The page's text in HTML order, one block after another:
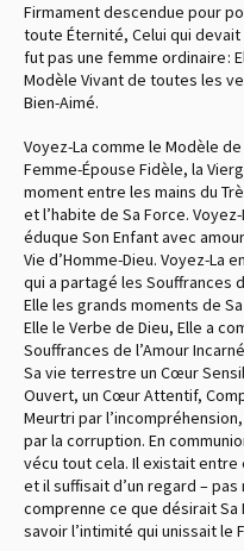
Firmament descendue pour
toute Éternité, Celui qui devait
fut pas une femme ordinaire :
Modèle Vivant de toutes les
Bien-Aimé.
Voyez-La comme le Modèle
Femme-Épouse Fidèle, la
moment entre les mains du
et l’habite de Sa Force.
éduque Son Enfant avec
Vie d’Homme-Dieu. Voyez-La
qui a partagé les Souffrances
Elle les grands moments de
Elle le Verbe de Dieu, Elle a
Souffrances de l’Amour
Sa vie terrestre un Cœur
Ouvert, un Cœur Attentif,
Meurtri par
par la corruption. En
vécu tout cela. Il existait entre
et il suffisait d’un regard –
comprenne ce que désirait Sa
savoir l’intimité qui unissait le